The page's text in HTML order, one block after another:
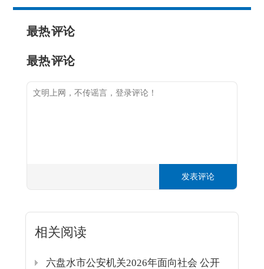
最热评论
最热评论
发表评论
相关阅读
六盘水市公安机关2026年面向社会 公开